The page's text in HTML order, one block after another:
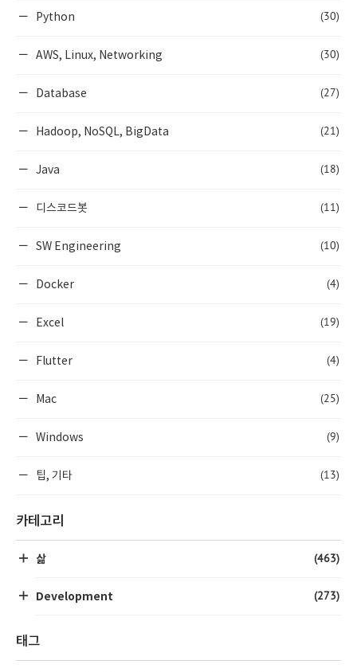
Python (30)
AWS, Linux, Networking (30)
Database (27)
Hadoop, NoSQL, BigData (21)
Java (18)
디스코드봇 (11)
SW Engineering (10)
Docker (4)
Excel (19)
Flutter (4)
Mac (25)
Windows (9)
팁, 기타 (13)
카테고리
삶 (463)
Development (273)
태그